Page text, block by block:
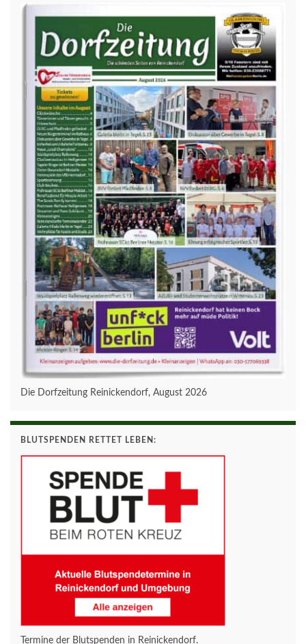
Die Dorfzeitung Reinickendorf, August 2026
BLUTSPENDEN RETTET LEBEN:
Termine der Blutspenden in Reinickendorf.